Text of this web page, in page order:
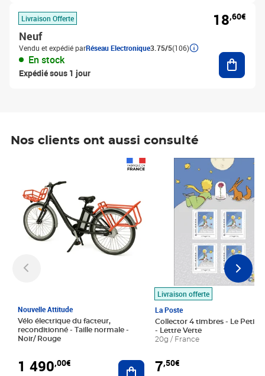
Livraison Offerte
Neuf
Vendu et expédié parRéseau Electronique3.75/5(106)
En stock
Expédié sous 1 jour
18,60€
Nos clients ont aussi consulté
Nouvelle Attitude
Vélo électrique du facteur,
reconditionné - Taille normale -
Noir/ Rouge
1 490,00€ Ajouter au panier
Livraison offerte
La Poste
Collector 4 timbres - Le Petit
- Lettre Verte
20g / France
7,50€
Prix 7,50€